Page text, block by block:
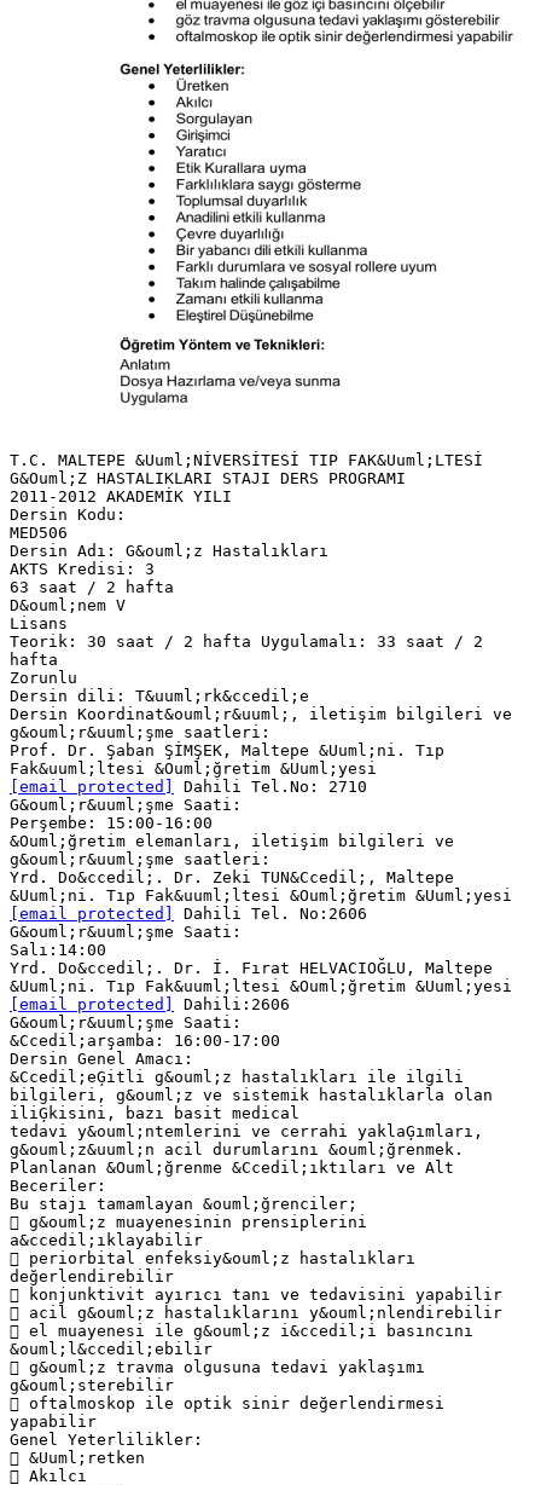
T.C. MALTEPE &Uuml;NİVERSİTESİ TIP FAK&Uuml;LTESİ
G&Ouml;Z HASTALIKLARI STAJI DERS PROGRAMI
2011-2012 AKADEMİK YILI
Dersin Kodu:
MED506
Dersin Adı: G&ouml;z Hastalıkları
AKTS Kredisi: 3
63 saat / 2 hafta
D&ouml;nem V
Lisans
Teorik: 30 saat / 2 hafta Uygulamalı: 33 saat / 2
hafta
Zorunlu
Dersin dili: T&uuml;rk&ccedil;e
Dersin Koordinat&ouml;r&uuml;, iletişim bilgileri ve
g&ouml;r&uuml;şme saatleri:
Prof. Dr. Şaban ŞİMŞEK, Maltepe &Uuml;ni. Tıp
[email protected]
Dahili Tel.No: 2710
G&ouml;r&uuml;şme Saati:
Perşembe: 15:00-16:00
&Ouml;ğretim elemanları, iletişim bilgileri ve
g&ouml;r&uuml;şme saatleri:
Yrd. Do&ccedil;. Dr. Zeki TUN&Ccedil;, Maltepe
[email protected]
Dahili Tel. No:2606
G&ouml;r&uuml;şme Saati:
Salı:14:00
Yrd. Do&ccedil;. Dr. İ. Fırat HELVACIOĞLU, Maltepe
[email protected]
Dahili:2606
G&ouml;r&uuml;şme Saati:
&Ccedil;arşamba: 16:00-17:00
Dersin Genel Amacı:
&Ccedil;eĢitli g&ouml;z hastalıkları ile ilgili
bilgileri, g&ouml;z ve sistemik hastalıklarla olan
iliĢkisini, bazı basit medical
tedavi y&ouml;ntemlerini ve cerrahi yaklaĢımları,
g&ouml;z&uuml;n acil durumlarını &ouml;ğrenmek.
Planlanan &Ouml;ğrenme &Ccedil;ıktıları ve Alt
Beceriler:
Bu stajı tamamlayan &ouml;ğrenciler;
 g&ouml;z muayenesinin prensiplerini
a&ccedil;ıklayabilir
 periorbital enfeksiy&ouml;z hastalıkları
değerlendirebilir
 konjunktivit ayırıcı tanı ve tedavisini yapabilir
 acil g&ouml;z hastalıklarını y&ouml;nlendirebilir
 el muayenesi ile g&ouml;z i&ccedil;i basıncını
&ouml;l&ccedil;ebilir
 g&ouml;z travma olgusuna tedavi yaklaşımı
g&ouml;sterebilir
 oftalmoskop ile optik sinir değerlendirmesi
yapabilir
Genel Yeterlilikler:
 &Uuml;retken
 Akılcı